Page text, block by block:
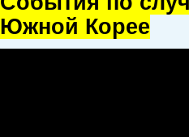
Южной Корее